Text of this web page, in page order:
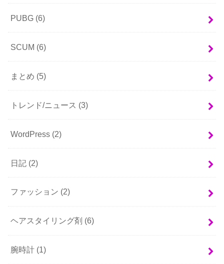
PUBG (6)
SCUM (6)
まとめ (5)
トレンド/ニュース (3)
WordPress (2)
日記 (2)
ファッション (2)
ヘアスタイリング剤 (6)
腕時計 (1)